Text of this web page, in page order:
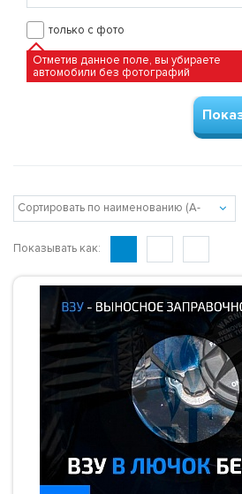
только с фото
Отметив данное поле, вы убираете
автомобили без фотографий
Показывать как: